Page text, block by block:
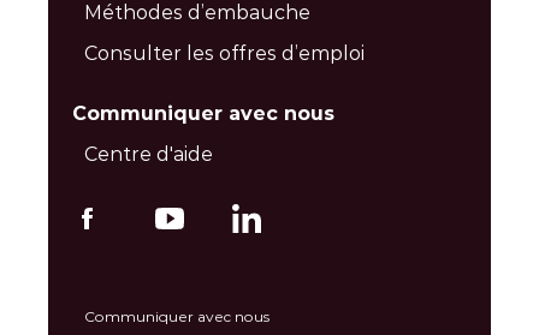
Méthodes d’embauche
Consulter les offres d’emploi
Communiquer avec nous
Centre d'aide
Communiquer avec nous